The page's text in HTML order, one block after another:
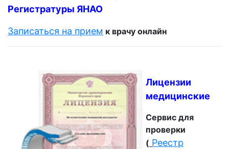
Регистратуры ЯНАО
Записаться на прием к врачу онлайн
Лицензии
медицинские
Сервис для
проверки
( Реестр